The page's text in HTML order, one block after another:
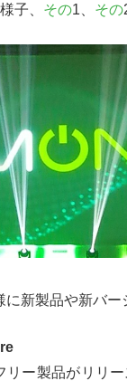
子、 その1 その
新製品や新バー
リー製品がリリ